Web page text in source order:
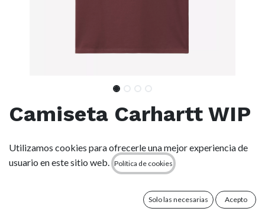
Camiseta Carhartt WIP
Pocket - Rondo
(0 reseña)
algodón y presenta un bolsillo en el pecho rematado con una
clásica etiqueta tejida de Carhartt WIP.
Utilizamos cookies para ofrecerle una mejor experiencia de
usuario en este sitio web.
Política de cookies
Solo las necesarias Acepto